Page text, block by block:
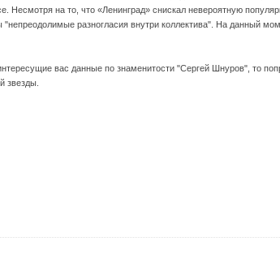
Несмотря на то, что «Ленинград» снискал невероятную
разногласия внутри коллектива". На данный
вас данные по знаменитости "Сергей Шнуров", то
звезды.